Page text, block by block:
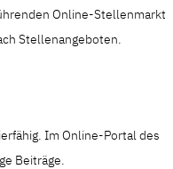
Online-Stellenmarkt
Stellenangeboten.
Im Online-Portal des
Beiträge.